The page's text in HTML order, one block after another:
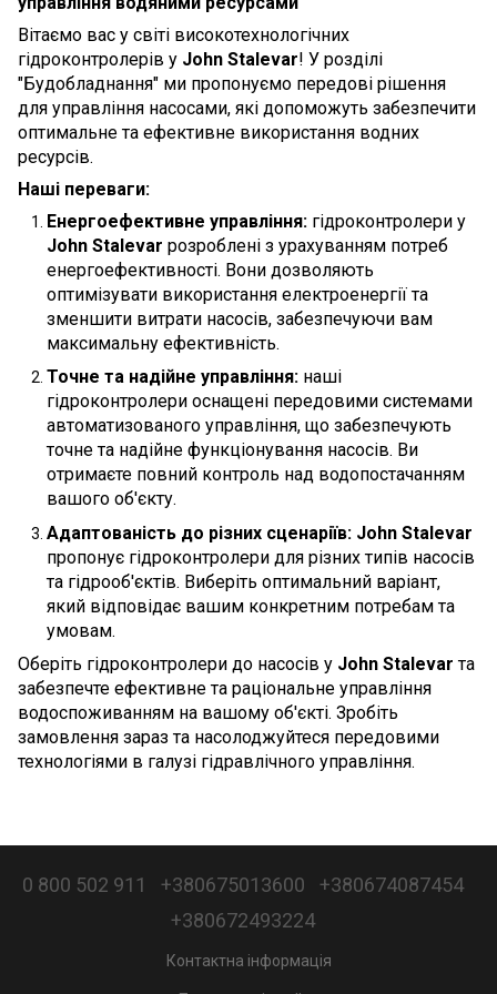
Вітаємо вас у світі високотехнологічних
гідроконтролерів у John Stalevar! У розділі
"Будобладнання" ми пропонуємо передові рішення
для управління насосами, які допоможуть забезпечити
оптимальне та ефективне використання водних
ресурсів.
Наші переваги:
Енергоефективне управління: гідроконтролери у
John Stalevar розроблені з урахуванням потреб
енергоефективності. Вони дозволяють
оптимізувати використання електроенергії та
зменшити витрати насосів, забезпечуючи вам
максимальну ефективність.
Точне та надійне управління: наші
гідроконтролери оснащені передовими системами
автоматизованого управління, що забезпечують
точне та надійне функціонування насосів. Ви
отримаєте повний контроль над водопостачанням
вашого об'єкту.
Адаптованість до різних сценаріїв: John Stalevar
пропонує гідроконтролери для різних типів насосів
та гідрооб'єктів. Виберіть оптимальний варіант,
який відповідає вашим конкретним потребам та
умовам.
Оберіть гідроконтролери до насосів у John Stalevar та
забезпечте ефективне та раціональне управління
водоспоживанням на вашому об'єкті. Зробіть
замовлення зараз та насолоджуйтеся передовими
технологіями в галузі гідравлічного управління.
0 800 502 911 +380675013600
+380674087454
+380672493224
Контактна інформація